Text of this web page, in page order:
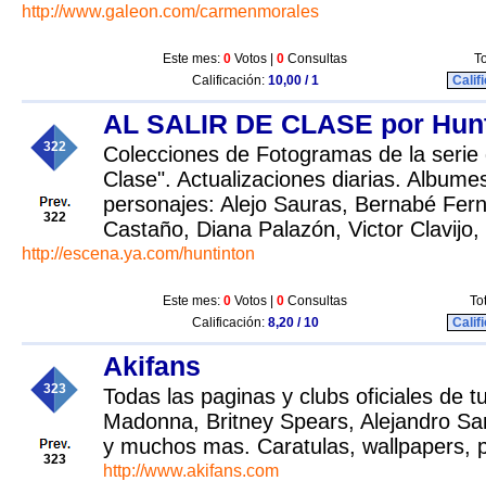
http://www.galeon.com/carmenmorales
Este mes: 0 Votos | 0 Consultas
Calificación: 10,00 / 1
322
322
AL SALIR DE CLASE por
Colecciones de Fotogramas de la
Clase". Actualizaciones diarias.
personajes: Alejo Sauras, Bernabé
Castaño, Diana Palazón, Victor Clavijo,
http://escena.ya.com/huntinton
Este mes: 0 Votos | 0 Consultas
Calificación: 8,20 / 10
323
323
Akifans
Todas las paginas y clubs oficiales de
Madonna, Britney Spears, Alejandro
y muchos mas. Caratulas, wallpapers,
http://www.akifans.com